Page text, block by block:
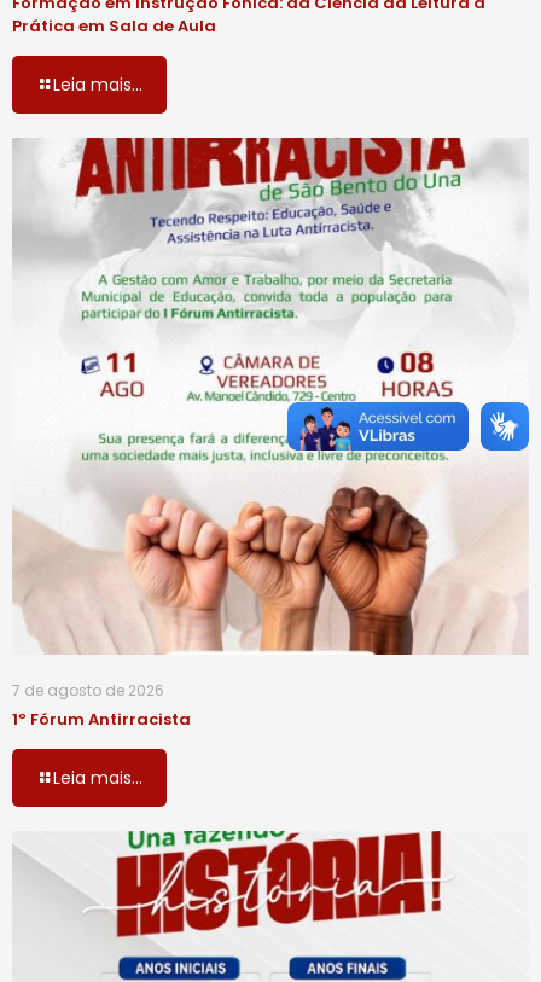
Prática em Sala de Aula
Leia mais...
7 de agosto de 2026
1º Fórum Antirracista
Leia mais...